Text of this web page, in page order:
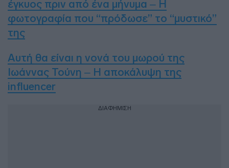
έγκυος πριν από ένα μήνυμα – Η
φωτογραφία που “πρόδωσε” το “μυστικό”
της
Αυτή θα είναι η νονά του μωρού της
Ιωάννας Τούνη – Η αποκάλυψη της
influencer
ΔΙΑΦΗΜΙΣΗ